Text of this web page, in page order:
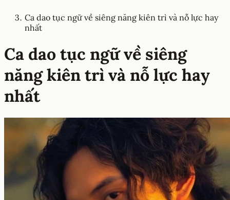
Ca dao tục ngữ về siêng năng kiên trì và nỗ lực hay
nhất
Ca dao tục ngữ về siêng
năng kiên trì và nỗ lực hay
nhất